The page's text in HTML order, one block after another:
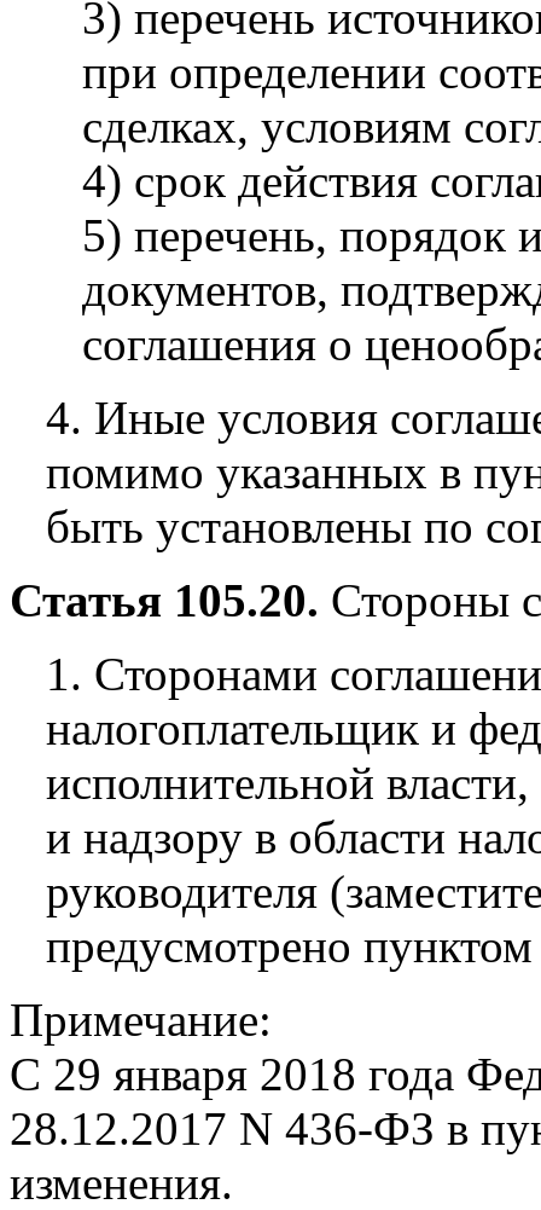
3) перечень
при определении
сделках, условиям
4) срок действия
5) перечень, порядок
документов,
соглашения о
4. Иные условия
помимо указанных в
быть установлены по
Статья 105.20. Стороны
1. Сторонами
налогоплательщик и
исполнительной
и надзору в области
руководителя
предусмотрено
Примечание:
С 29 января 2018 года
28.12.2017 N 436-ФЗ в
изменения.